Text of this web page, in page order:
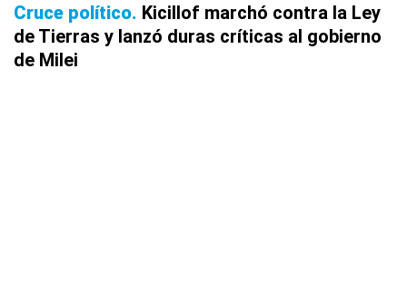
Cruce político Kicillof marchó contra la Ley
de Tierras y lanzó duras críticas al gobierno
de Milei